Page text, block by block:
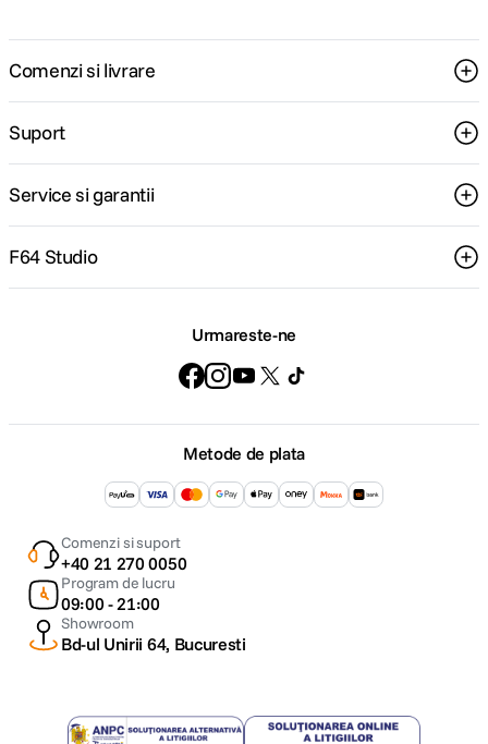
Comenzi si livrare
Suport
Service si garantii
F64 Studio
Urmareste-ne
Metode de plata
Comenzi si suport
+40 21 270 0050
Program de lucru
09:00 - 21:00
Showroom
Bd-ul Unirii 64, Bucuresti